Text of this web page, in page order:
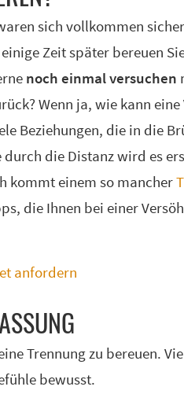
sich vollkommen
Zeit später bereuen
noch einmal versuchen
Wenn ja, wie kann
Beziehungen, die in die
die Distanz wird es
kommt einem so mancher
die Ihnen bei einer
anfordern
Trennung zu bereuen.
bewusst.